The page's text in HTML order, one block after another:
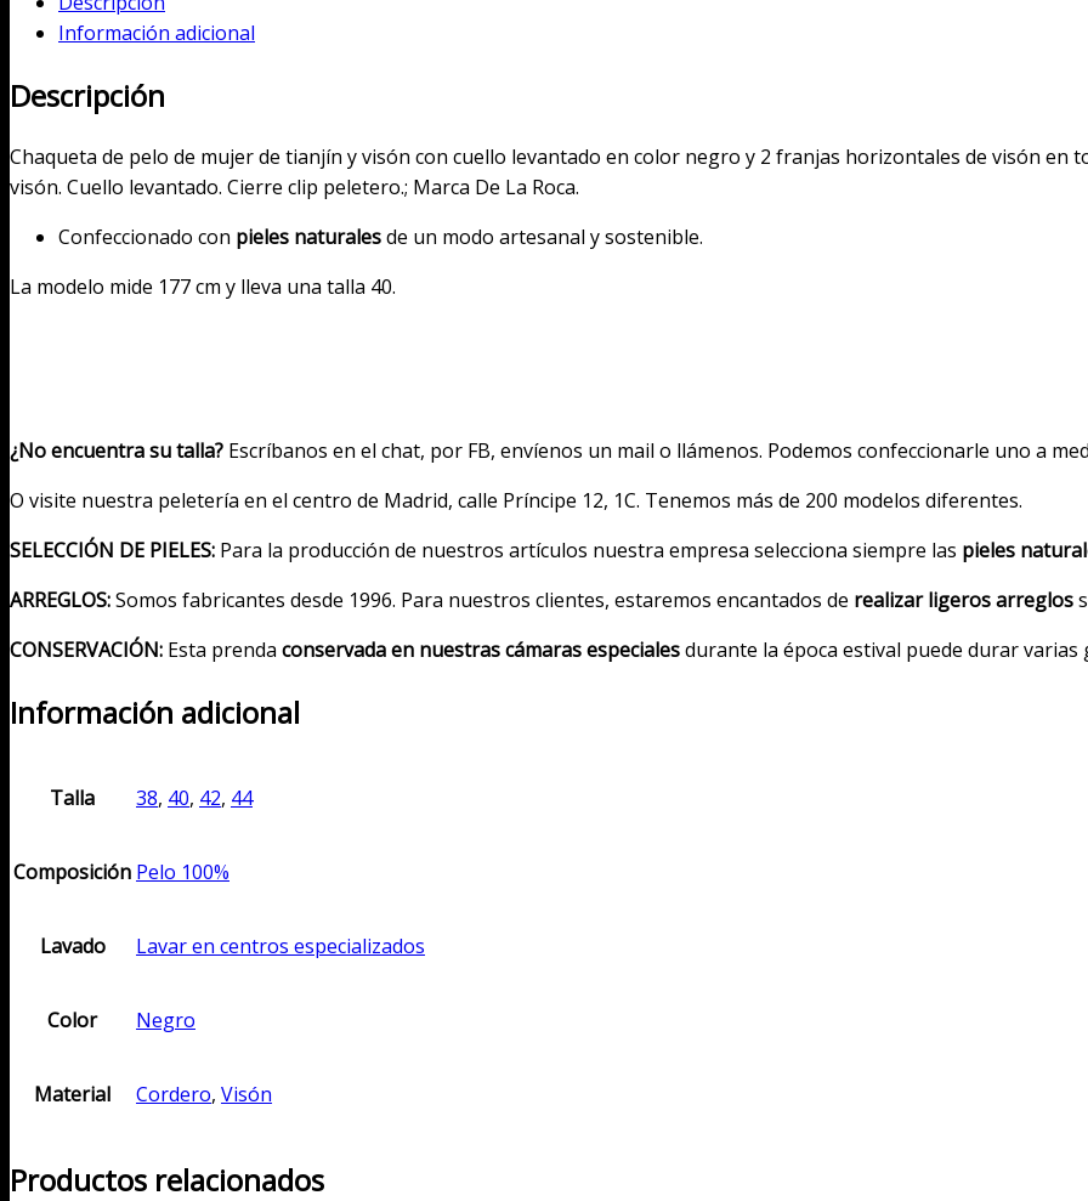
mujer
tianjín
visón
con
cuello
cantidad
Información adicional
Descripción
Chaqueta de pelo de mujer de tianjín y visón con cuello levantado en color negro y 2 franjas horizontales de visón en
visón. Cuello levantado. Cierre clip peletero.; Marca De La Roca.
Confeccionado con pieles naturalesde un modo artesanal y sostenible.
La modelo mide 177 cm y lleva una talla 40.
¿No encuentra su talla? Escríbanos en el chat, por FB, envíenos un mail o llámenos. Podemos confeccionarle uno a
O visite nuestra peletería en el centro de Madrid, calle Príncipe 12, 1C. Tenemos más de 200 modelos diferentes.
SELECCIÓN DE PIELES: Para la producción de nuestros artículos nuestra empresa selecciona siempre las pieles
ARREGLOS:Somos fabricantes desde 1996. Para nuestros clientes, estaremos encantados de realizar ligeros arreglos
CONSERVACIÓN: Esta prenda conservada en nuestras cámaras especialesdurante la época estival puede durar varias
Información adicional
Talla 38, 40, 42, 44
Composición Pelo 100%
Lavado Lavar en centros especializados
Color Negro
Material Cordero, Visón
Productos relacionados